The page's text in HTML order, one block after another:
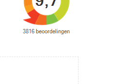
Ruime keus aan viltwol, mooie
kleuren en goede kwaliteit. Snel
verzonden. Enigste wat ik een
beetje jammer vind is dat alles los
en paars besteld en dat word zo
los in een doos gestopt. Geen